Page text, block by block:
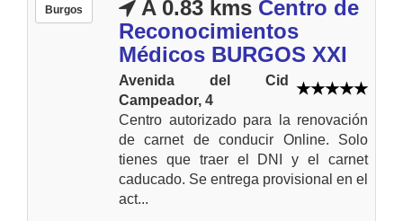
Burgos A 0.83 kms Centro de
Reconocimientos
Médicos BURGOS XXI
Avenida del Cid
Campeador, 4
Centro autorizado para la renovación
de carnet de conducir Online. Solo
tienes que traer el DNI y el carnet
caducado. Se entrega provisional en el
act...